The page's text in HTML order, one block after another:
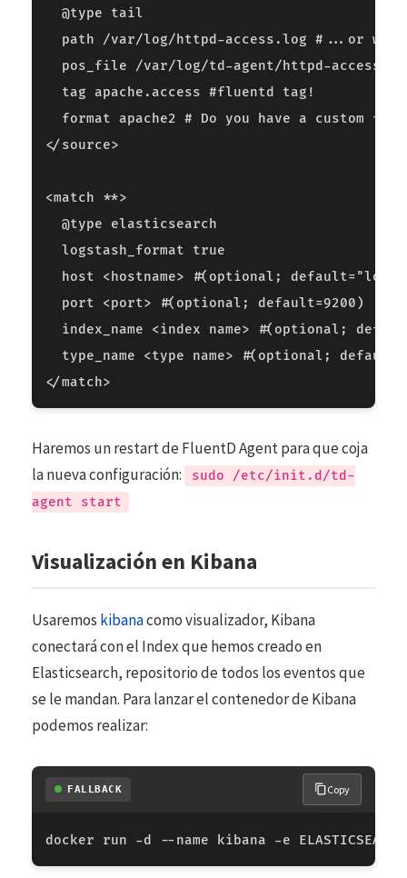
@type
tail
path
/var/log/ httpd -access .log #...or
pos_file
/var/log/td -agent/ httpd -access
tag apache .access #fluentd tag!
format apache2 # Do you have a custom
</source>
<match
**>
@type
elasticsearch
logstash_format
true
host
< hostname>
#(optional;
port
<port>
#(optional; default=9200)
index_name
<index name>
#(optional;
type_name
<type name>
#(optional;
</match>
Haremos un restart de FluentD Agent para que coja
la nueva configuración:
sudo /etc/init.d/td-
agent start
Visualización en Kibana
Usaremos kibanacomo visualizador, Kibana
conectará con el Index que hemos creado en
Elasticsearch, repositorio de todos los eventos que
se le mandan. Para lanzar el contenedor de Kibana
podemos realizar:
FALLBACK Copy